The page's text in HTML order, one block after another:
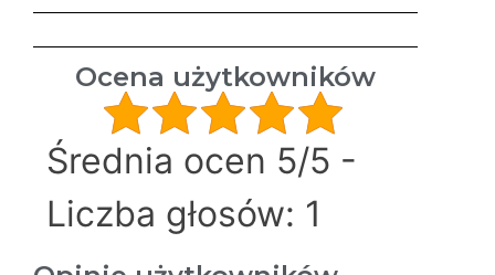
Ocena użytkowników
Średnia ocen 5/5 -
Liczba głosów: 1